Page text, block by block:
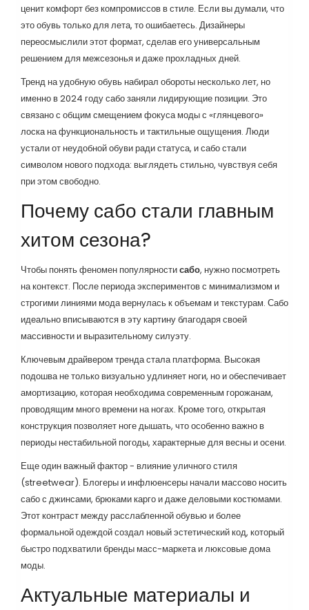
ценит комфорт без компромиссов в стиле. Если вы думали, что
это обувь только для лета, то ошибаетесь. Дизайнеры
переосмыслили этот формат, сделав его универсальным
решением для межсезонья и даже прохладных дней.
Тренд на удобную обувь набирал обороты несколько лет, но
именно в 2024 году сабо заняли лидирующие позиции. Это
связано с общим смещением фокуса моды с «глянцевого»
лоска на функциональность и тактильные ощущения. Люди
устали от неудобной обуви ради статуса, и сабо стали
символом нового подхода: выглядеть стильно, чувствуя себя
при этом свободно.
Почему сабо стали главным
хитом сезона?
Чтобы понять феномен популярностисабо, нужно посмотреть
на контекст. После периода экспериментов с минимализмом и
строгими линиями мода вернулась к объемам и текстурам. Сабо
идеально вписываются в эту картину благодаря своей
массивности и выразительному силуэту.
Ключевым драйвером тренда стала платформа. Высокая
подошва не только визуально удлиняет ноги, но и обеспечивает
амортизацию, которая необходима современным горожанам,
проводящим много времени на ногах. Кроме того, открытая
конструкция позволяет ноге дышать, что особенно важно в
периоды нестабильной погоды, характерные для весны и осени.
Еще один важный фактор - влияние уличного стиля
(streetwear). Блогеры и инфлюенсеры начали массово носить
сабо с джинсами, брюками карго и даже деловыми костюмами.
Этот контраст между расслабленной обувью и более
формальной одеждой создал новый эстетический код, который
быстро подхватили бренды масс-маркета и люксовые дома
моды.
Актуальные материалы и